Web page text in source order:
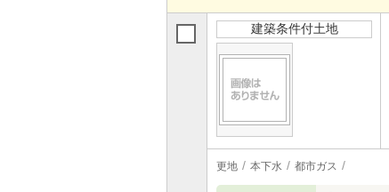
建築条件付土地
更地 本下水 都市ガス